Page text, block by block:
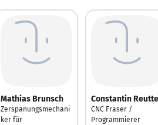
Mathias Brunsch
Zerspanungsmechani
ker für
Constantin
CNC Fräser /
Programmierer